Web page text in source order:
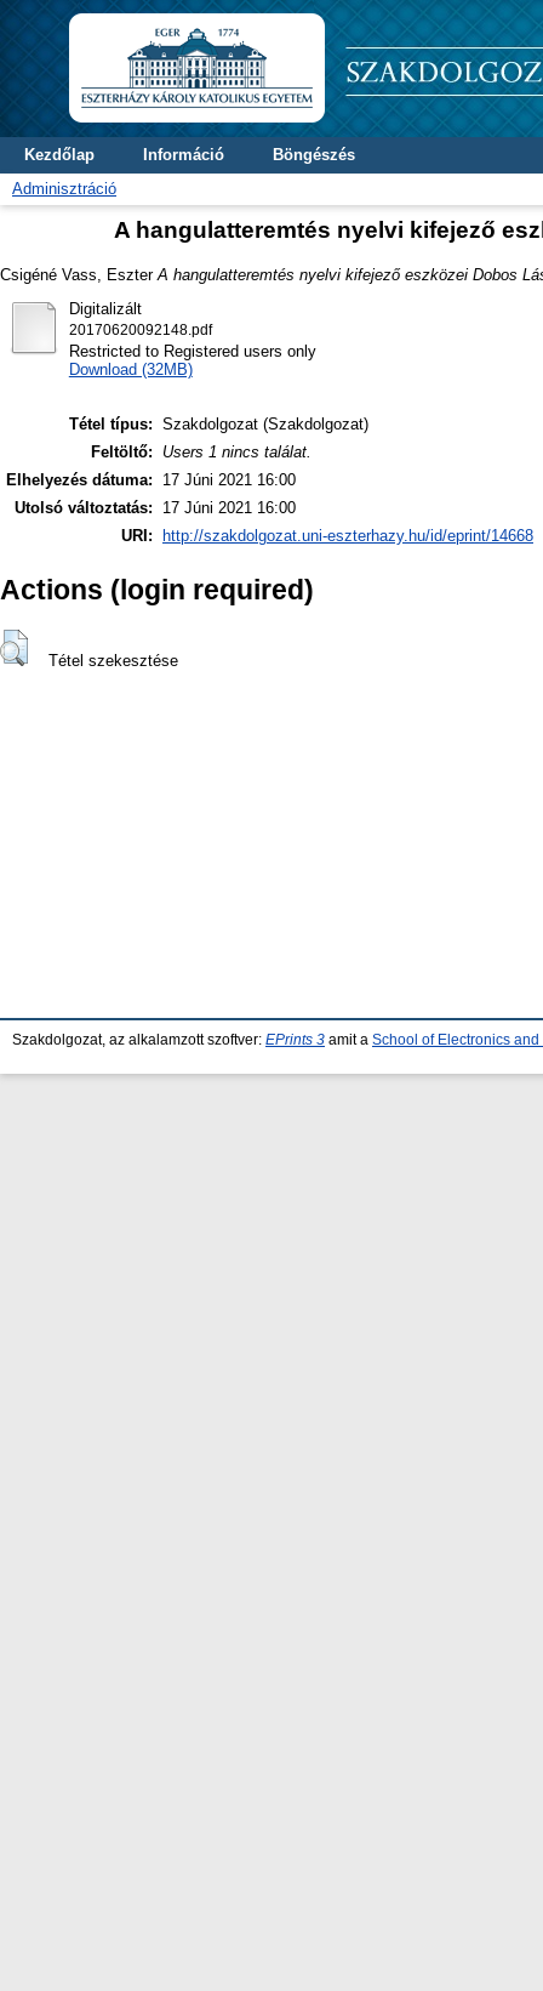
Kezdőlap Információ
Böngészés
Adminisztráció
A hangulatteremtés nyelvi kifejező
Csigéné Vass, Eszter A hangulatteremtés nyelvi kifejező eszközei Dobos
Digitalizált
20170620092148.pdf
Restricted to Registered users only
Download (32MB)
Tétel típus: Szakdolgozat (Szakdolgozat)
Feltöltő:
Users 1 nincs találat.
Elhelyezés dátuma:
17 Júni 2021 16:00
Utolsó változtatás:
17 Júni 2021 16:00
URI:
http://szakdolgozat.uni-eszterhazy.hu/id/eprint/14668
Actions (login required)
Tétel szekesztése
Szakdolgozat, az alkalamzott szoftver: EPrints 3 amit a School of Electronics